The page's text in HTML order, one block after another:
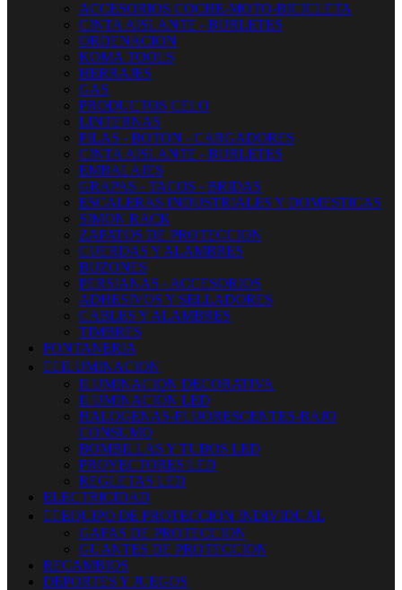
ACCESORIOS COCHE-MOTO-BICICLETA
CINTA AISLANTE - BURLETES
ORDENACION
KOMA TOOLS
HERRAJES
GAS
PRODUCTOS CELO
LINTERNAS
PILAS - BOTON - CARGADORES
CINTA AISLANTE - BURLETES
EMBALAJES
GRAPAS - TACOS - BRIDAS
ESCALERAS INDUSTRIALES Y DOMESTICAS
SIMON RACK
ZAPATOS DE PROTECCION
CUERDAS Y ALAMBRES
BUZONES
PERSIANAS - ACCESORIOS
ADHESIVOS Y SELLADORES
CABLES Y ALAMBRES
TIMBRES
FONTANERIA
 ILUMINACION
ILUMINACION DECORATIVA
ILUMINACIÓN LED
HALOGENAS-FLUORESCENTES-BAJO
CONSUMO
BOMBILLAS Y TUBOS LED
PROYECTORES LED
REGLETAS LED
ELECTRICIDAD
 EQUIPO DE PROTECCION INDIVIDUAL
GAFAS DE PROTECCION
GUANTES DE PROTECCION
RECAMBIOS
DEPORTES Y JUEGOS